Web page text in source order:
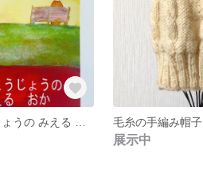
毛糸の手編み帽子
展示中